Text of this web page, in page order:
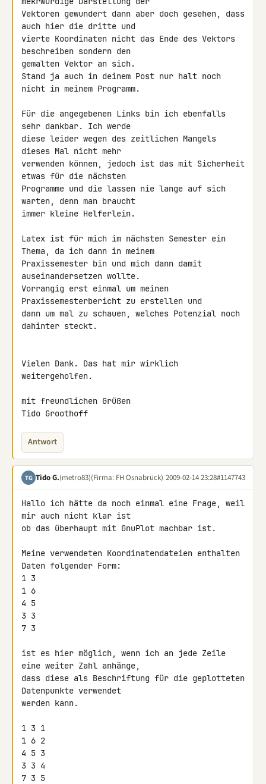
Vektoren gewundert dann aber doch gesehen, dass
auch hier die dritte und
vierte Koordinaten nicht das Ende des Vektors
beschreiben sondern den
gemalten Vektor an sich.
Stand ja auch in deinem Post nur halt noch
nicht in meinem Programm.
Für die angegebenen Links bin ich ebenfalls
sehr dankbar. Ich werde
diese leider wegen des zeitlichen Mangels
dieses Mal nicht mehr
verwenden können, jedoch ist das mit Sicherheit
etwas für die nächsten
Programme und die lassen nie lange auf sich
warten, denn man braucht
immer kleine Helferlein.
Latex ist für mich im nächsten Semester ein
Thema, da ich dann in meinem
Praxissemester bin und mich dann damit
auseinandersetzen wollte.
Vorrangig erst einmal um meinen
Praxissemesterbericht zu erstellen und
dann um mal zu schauen, welches Potenzial noch
dahinter steckt.
Vielen Dank. Das hat mir wirklich
weitergeholfen.
mit freundlichen Grüßen
Tido Groothoff
Antwort
TG Tido G.(metro83)(Firma: FH Osnabrück) 2009-02-14 23:28#1147743
Hallo ich hätte da noch einmal eine Frage, weil
mir auch nicht klar ist
ob das überhaupt mit GnuPlot machbar ist.
Meine verwendeten Koordinatendateien enthalten
Daten folgender Form:
1 3
1 6
4 5
3 3
7 3
ist es hier möglich, wenn ich an jede Zeile
eine weiter Zahl anhänge,
dass diese als Beschriftung für die geplotteten
Datenpunkte verwendet
werden kann.
1 3 1
1 6 2
4 5 3
3 3 4
7 3 5